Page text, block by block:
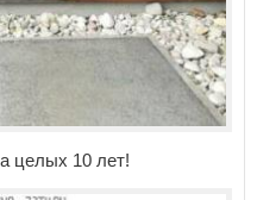
целых 10 лет!